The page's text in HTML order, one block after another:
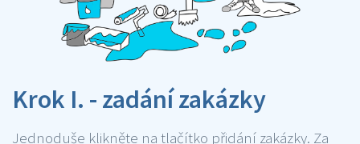
Krok I. - zadání zakázky
Jednoduše klikněte na tlačítko přidání zakázky. Za